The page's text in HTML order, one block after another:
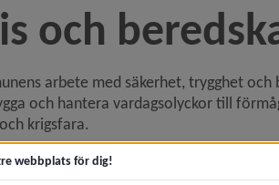
och krisstöd
socialtjänsten
och
arbete med säkerhet, trygghet
och hantera vardagsolyckor till
krigsfara.
när allt fungerar utan störningar
åtgärder. I fokus är att identifiera
webbplats för dig!